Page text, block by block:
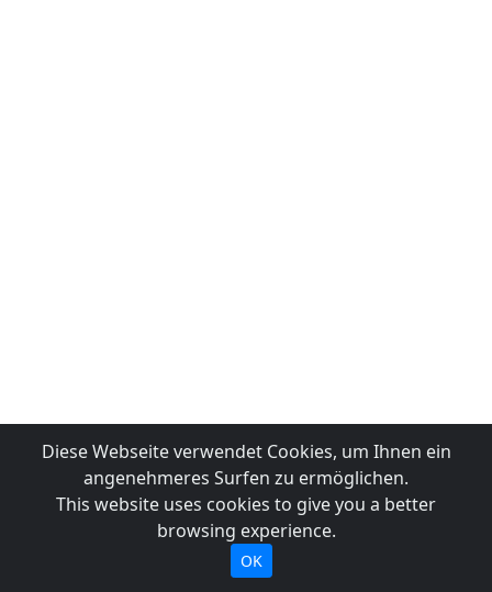
Diese Webseite verwendet Cookies, um Ihnen ein
angenehmeres Surfen zu ermöglichen.
This website uses cookies to give you a better
browsing experience.
OK